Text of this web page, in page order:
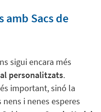
amb Sacs de
sigui encara més
personalitzats.
important, sinó la
i nenes esperes